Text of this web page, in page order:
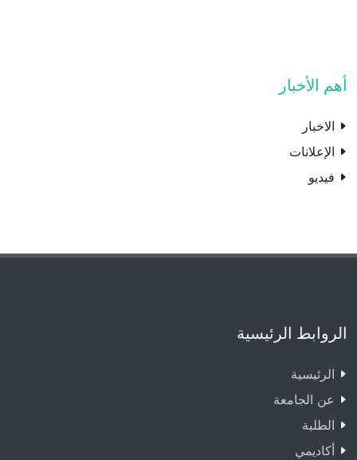
أهم الأخبار
الاخبار
الإعلانات
فيديو
الروابط الرئيسية
الرئيسية
عن الجامعة
الطلبة
أكاديمي